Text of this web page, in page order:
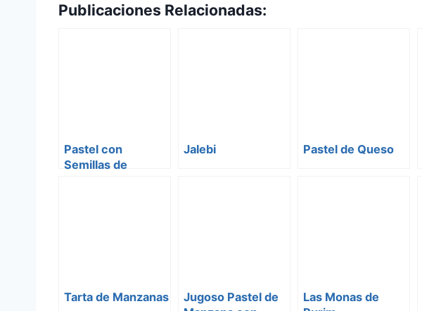
Publicaciones Relacionadas:
Pastel con
Semillas de
Jalebi Pastel de Queso
Tarta de Manzanas
Jugoso Pastel de
Las Monas de